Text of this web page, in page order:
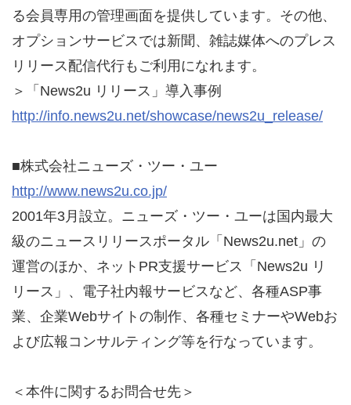
る会員専用の管理画面を提供しています。その他、
オプションサービスでは新聞、雑誌媒体へのプレス
リリース配信代行もご利用になれます。
＞「News2u リリース」導入事例
http://info.news2u.net/showcase/news2u_release/
■株式会社ニューズ・ツー・ユー
http://www.news2u.co.jp/
2001年3月設立。ニューズ・ツー・ユーは国内最大
級のニュースリリースポータル「News2u.net」の
運営のほか、ネットPR支援サービス「News2u リ
リース」、電子社内報サービスなど、各種ASP事
業、企業Webサイトの制作、各種セミナーやWebお
よび広報コンサルティング等を行なっています。
＜本件に関するお問合せ先＞